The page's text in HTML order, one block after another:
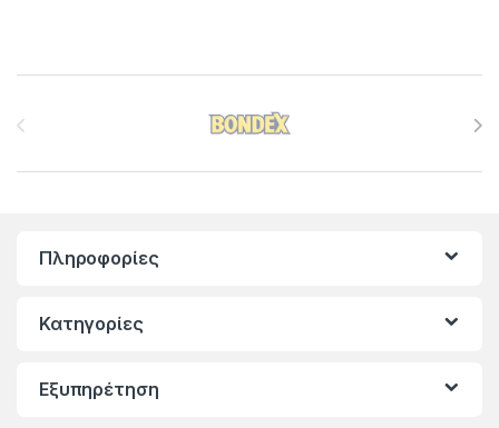
Πληροφορίες
Κατηγορίες
Εξυπηρέτηση